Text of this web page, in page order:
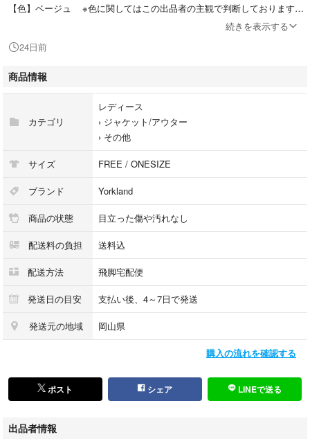
【色】ベージュ ※色に関してはこの出品者の主観で判断しておりますの
で、カタログや正規のカラーとは言い回しが異なる場合があります。
ト（取り外し可）
【状態ランク】AB
【状態】全体的に使用感はありますが、その他に目立ったダメージはな
掲載写真や記載内容をご確認いただき、ご理解の上ご購入ください。
商品のお問い合わせの回答を休止しております。＊各商品ページの商品詳
細等をご確認の上ご購入ください。
★本商品は一点物です
他サイトや店舗にて販売している商品です。多少のお時間差にて欠品にな
ることもございます。予めご了承頂ますようお願い致します。
こちらの商品はラクマ公式パートナーのベクトルによって出品されていま
す。
続きを表示する
24日前
商品情報
カテゴリ
レディース
› ジャケット/アウター
› その他
サイズ FREE / ONESIZE
ブランド Yorkland
商品の状態 目立った傷や汚れなし
配送料の負担 送料込
配送方法 飛脚宅配便
発送日の目安 支払い後、4～7日で発送
発送元の地域 岡山県
購入の流れを確認する
ポスト シェア LINEで送る
出品者情報